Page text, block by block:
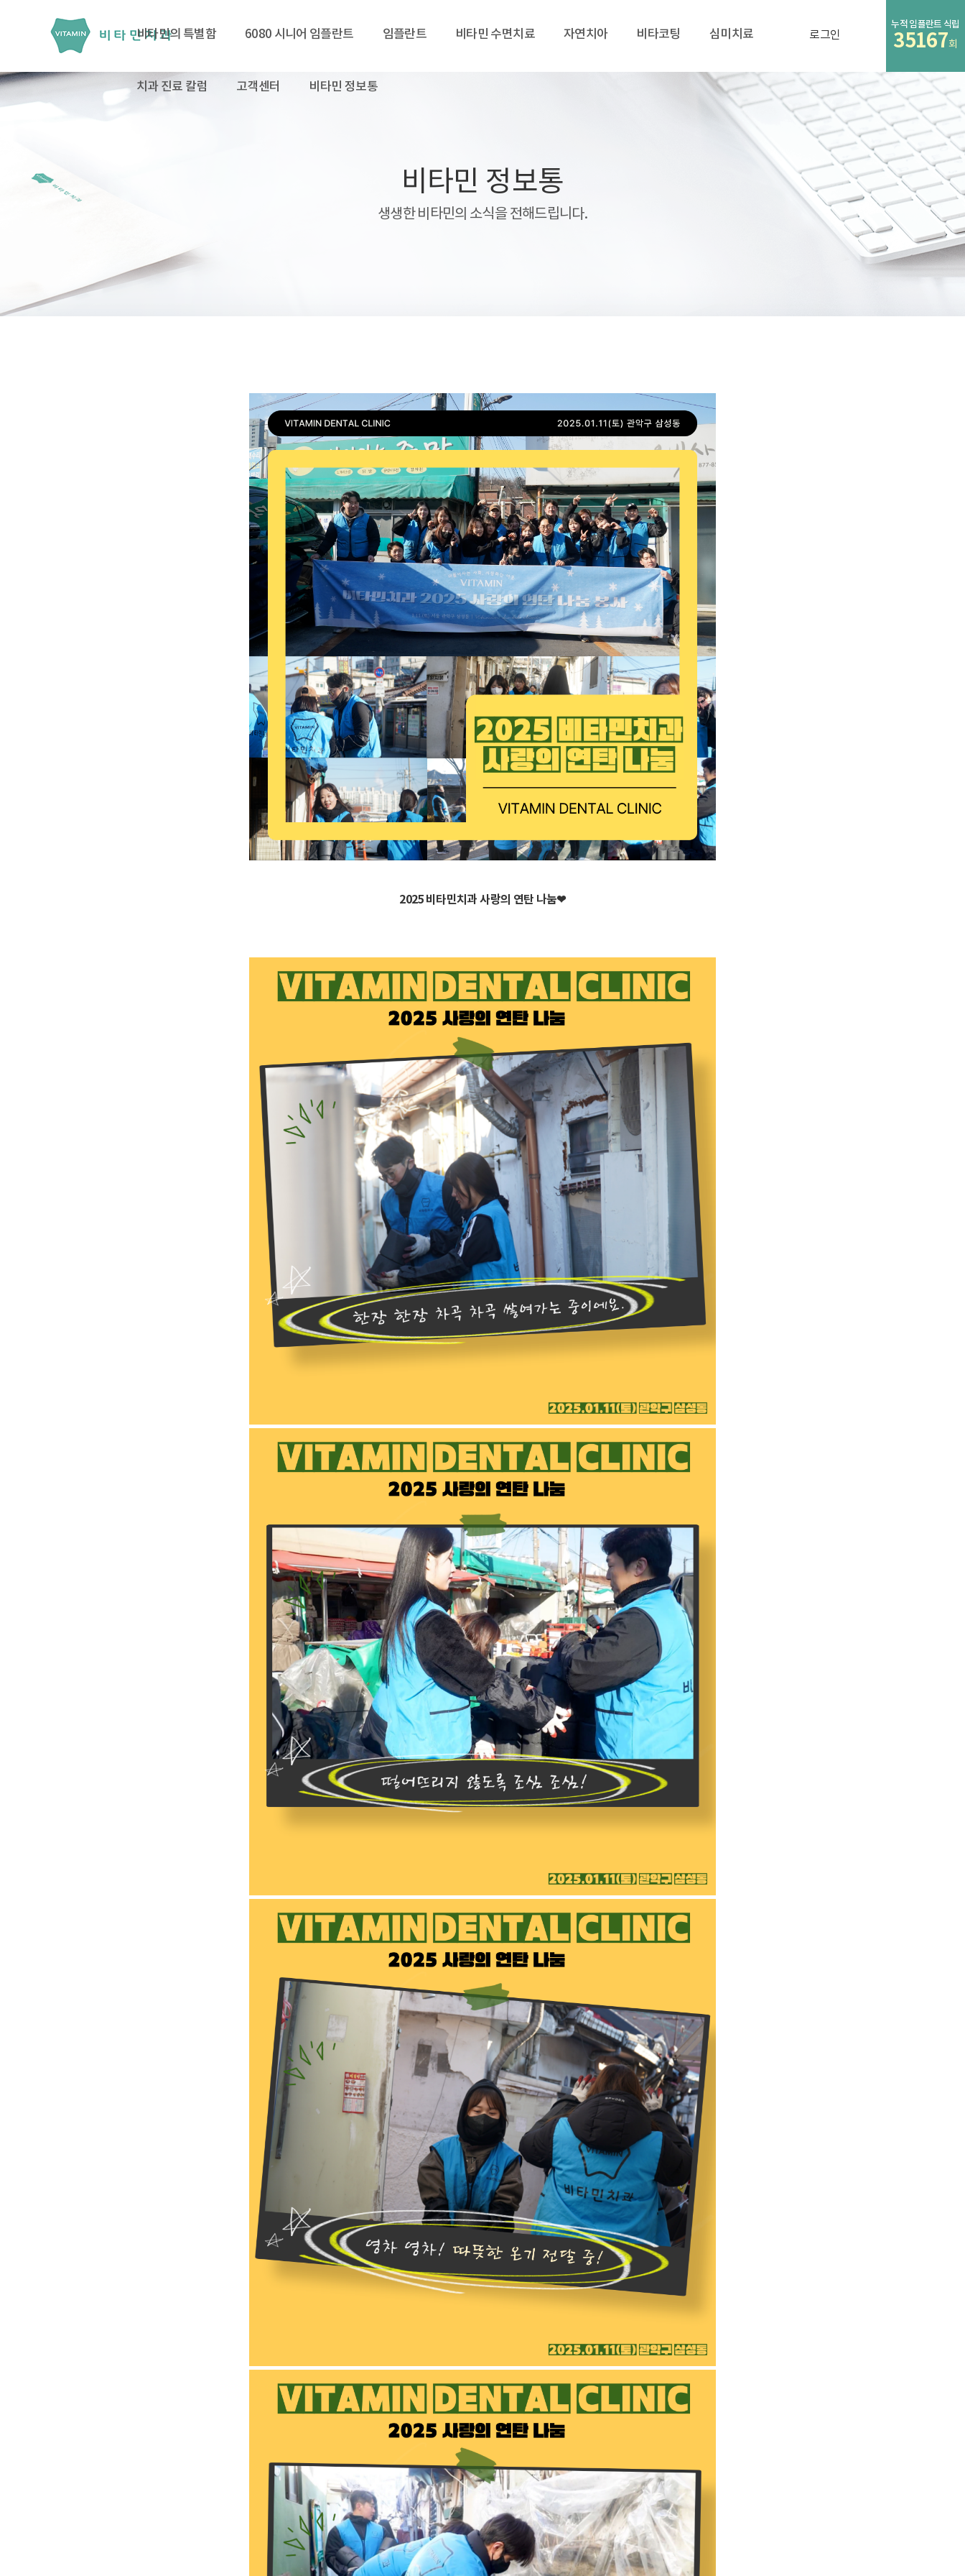
비타민의 특별함 6080 시니어 임플란트 임플란트 비타민 수면치료 자연치아 비타코팅 심미치료
치과 진료 칼럼 고객센터 비타민 정보통
로그인
누적 임플란트 식립
35167회
비타민 정보통
생생한 비타민의 소식을 전해드립니다.
2025 비타민치과 사랑의 연탄 나눔❤